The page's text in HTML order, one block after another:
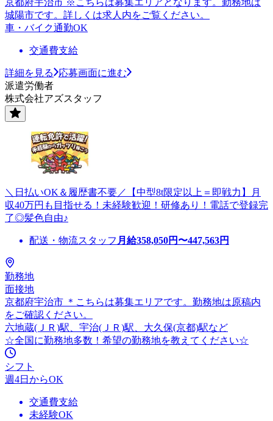
城陽市です。詳しくは求人内をご覧ください。
車・バイク通勤OK
交通費支給
詳細を見る
応募画面に進む
派遣労働者
株式会社アズスタッフ
＼日払いOK＆履歴書不要／【中型8t限定以上＝即戦力】月
収40万円も目指せる！未経験歓迎！研修あり！電話で登録完
了◎髪色自由♪
配送・物流スタッフ 月給358,050円〜447,563円
勤務地
面接地
京都府宇治市 ＊こちらは募集エリアです。勤務地は原稿内
をご確認ください。
六地蔵(ＪＲ)駅、宇治(ＪＲ)駅、大久保(京都)駅など
☆全国に勤務地多数！希望の勤務地を教えてください☆
シフト
週4日からOK
交通費支給
未経験OK